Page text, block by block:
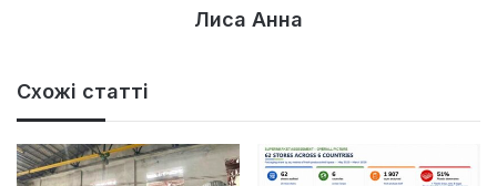
Лиса Анна
Схожі статті